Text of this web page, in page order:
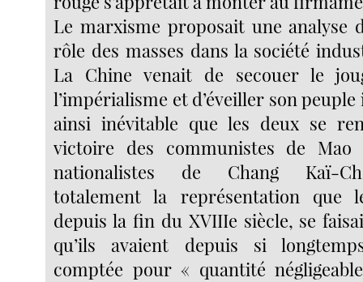
Le marxisme proposait une analyse
rôle des masses dans la société
La Chine venait de secouer le
l’impérialisme et d’éveiller son
ainsi inévitable que les deux se
victoire des communistes de Mao
nationalistes de Chang Kaï-
totalement la représentation que
depuis la fin du XVIIIe siècle, se
qu’ils avaient depuis si
comptée pour « quantité